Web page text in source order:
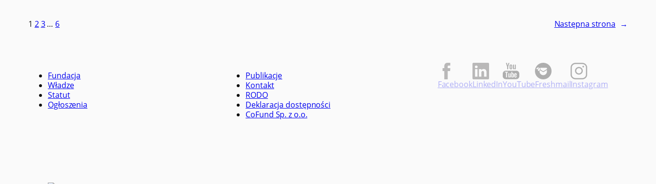
1 23 … 6 Następna strona →
Fundacja
Władze
Statut
Ogłoszenia
Publikacje
Kontakt
RODO
Deklaracja dostępności
CoFund Sp. z o.o.
FacebookLinkedInYouTubeFreshmailInstagram